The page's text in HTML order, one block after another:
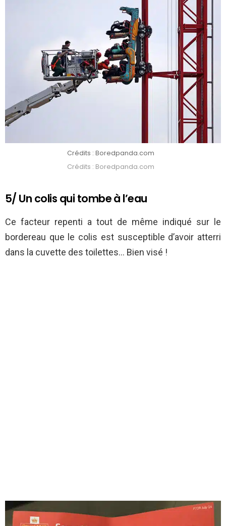
Crédits : Boredpanda.com
Crédits : Boredpanda.com
5/ Un colis qui tombe à l’eau
Ce facteur repenti a tout de même indiqué sur le
bordereau que le colis est susceptible d’avoir atterri
dans la cuvette des toilettes… Bien visé !